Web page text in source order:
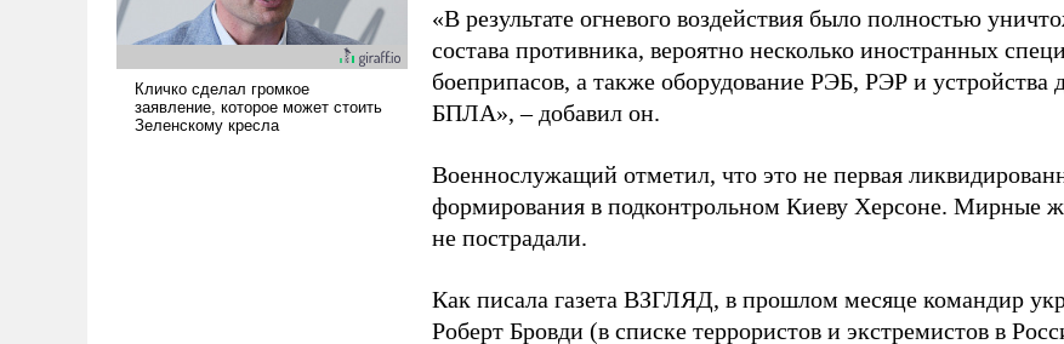
«В результате огневого воздействия было полностью
состава противника, вероятно несколько иностранных
боеприпасов, а также оборудование РЭБ, РЭР и устройства
БПЛА», – добавил он.
Военнослужащий отметил, что это не первая
формирования в подконтрольном Киеву Херсоне. Мирные
не пострадали.
Как писала газета ВЗГЛЯД, в прошлом месяце командир
Роберт Бровди (в списке террористов и экстремистов в